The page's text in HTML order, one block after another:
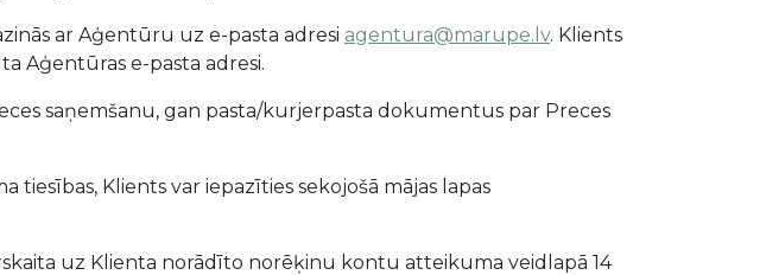
ar Aģentūru uz e-pasta adresi agentura@marupe.lv. Klients
Aģentūras e-pasta adresi.
saņemšanu, gan pasta/kurjerpasta dokumentus par Preces
Klients var iepazīties sekojošā mājas lapas
uz Klienta norādīto norēķinu kontu atteikuma veidlapā 14